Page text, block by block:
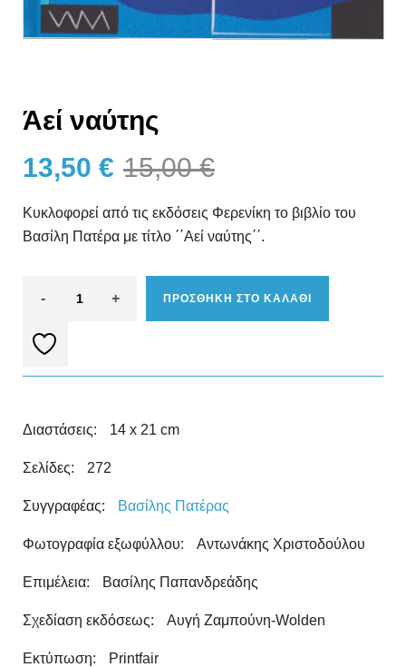
Άεί ναύτης
15,00€
13,50 €
Κυκλοφορεί από τις εκδόσεις Φερενίκη το βιβλίο του
Βασίλη Πατέρα με τίτλο ΄΄Αεί ναύτης΄΄.
ΠΡΟΣΘΗΚΗ ΣΤΟ ΚΑΛΑΘΙ
Διαστάσεις: 14 x 21 cm
Σελίδες: 272
Συγγραφέας: Βασίλης Πατέρας
Φωτογραφία εξωφύλλου: Αντωνάκης Χριστοδούλου
Επιμέλεια: Βασίλης Παπανδρεάδης
Σχεδίαση εκδόσεως: Αυγή Ζαμπούνη-Wolden
Εκτύπωση: Printfair